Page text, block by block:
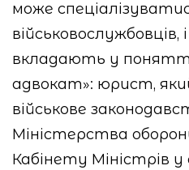
може
вкладають у
адвокат»: юрист,
військове
Міністерства
Кабінету Міністрів у